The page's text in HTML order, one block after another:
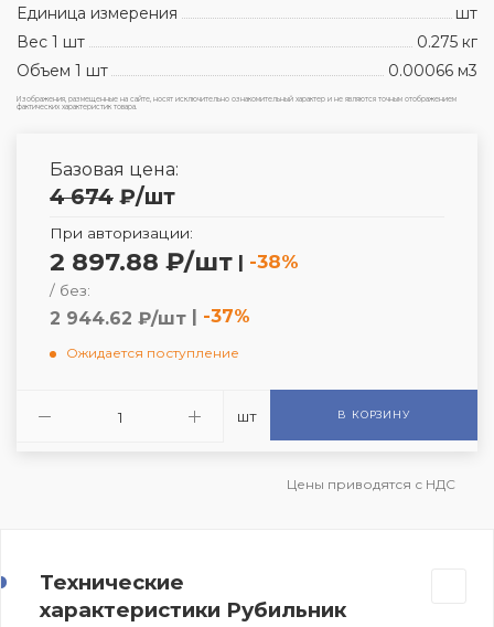
Единица измерения
шт
Вес 1 шт
0.275 кг
Объем 1 шт
0.00066 м3
Изображения, размещенные на сайте, носят исключительно ознакомительный характер и не являются точным отображением
фактических характеристик товара.
Базовая цена:
4 674 ₽/шт
При авторизации:
2 897.88 ₽/шт | -38%
/ без:
2 944.62 ₽/шт | -37%
Ожидается поступление
шт В КОРЗИНУ
Цены приводятся с НДС
Технические
характеристики Рубильник